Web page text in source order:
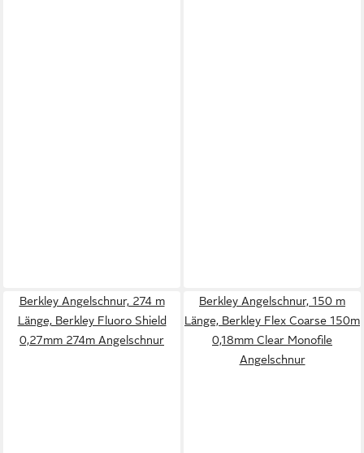
Berkley Angelschnur, 274 m
Länge, Berkley Fluoro Shield
0,27mm 274m Angelschnur
Berkley Angelschnur, 150 m
Länge, Berkley Flex Coarse 150m
0,18mm Clear Monofile
Angelschnur